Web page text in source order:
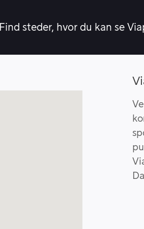
Find steder, hvor du kan se